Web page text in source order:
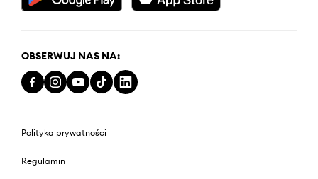
OBSERWUJ NAS NA:
Polityka prywatności
Regulamin